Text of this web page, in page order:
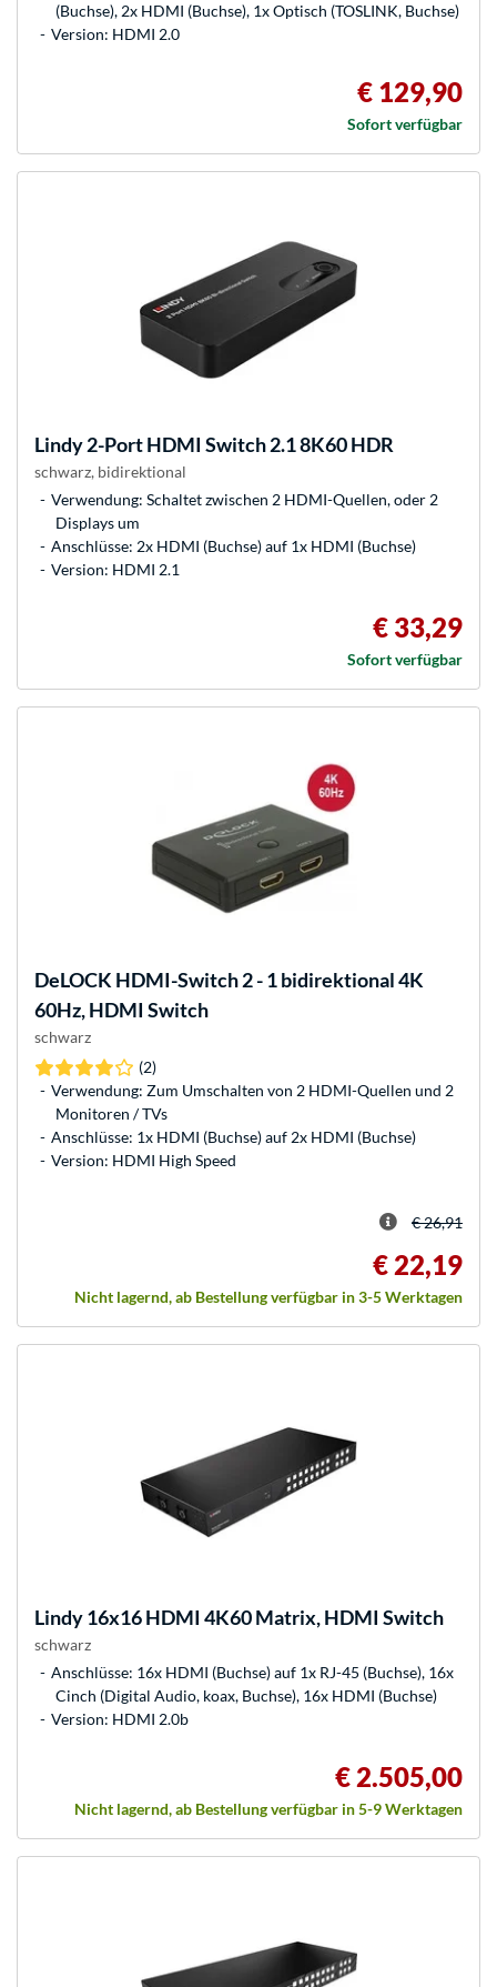
(Buchse), 2x HDMI (Buchse), 1x Optisch (TOSLINK, Buchse)
Version: HDMI 2.0
€ 129,90
Sofort verfügbar
Lindy2-Port HDMI Switch 2.1 8K60 HDR
schwarz, bidirektional
Verwendung: Schaltet zwischen 2 HDMI-Quellen, oder 2
Displays um
Anschlüsse: 2x HDMI (Buchse) auf 1x HDMI (Buchse)
Version: HDMI 2.1
€ 33,29
Sofort verfügbar
DeLOCK HDMI-Switch 2 - 1 bidirektional 4K
60Hz, HDMI Switch
schwarz
(2)
Verwendung: Zum Umschalten von 2 HDMI-Quellen und 2
Monitoren / TVs
Anschlüsse: 1x HDMI (Buchse) auf 2x HDMI (Buchse)
Version: HDMI High Speed
€ 26,91
€ 22,19
Nicht lagernd, ab Bestellung verfügbar in 3-5 Werktagen
Lindy16x16 HDMI 4K60 Matrix, HDMI Switch
schwarz
Anschlüsse: 16x HDMI (Buchse) auf 1x RJ-45 (Buchse), 16x
Cinch (Digital Audio, koax, Buchse), 16x HDMI (Buchse)
Version: HDMI 2.0b
€ 2.505,00
Nicht lagernd, ab Bestellung verfügbar in 5-9 Werktagen